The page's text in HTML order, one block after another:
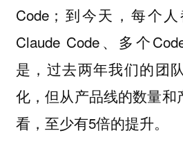
Code；到今天，每个
Claude Code、多个
是，过去两年我们的团
化，但从产品线的数量和
看，至少有5倍的提升。